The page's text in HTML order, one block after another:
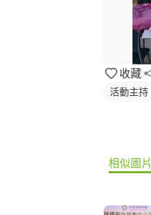
收藏
活動主持
相似圖片